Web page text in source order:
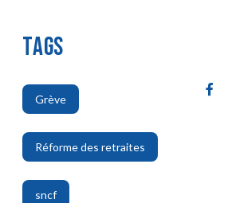
TAGS
Grève
,
Réforme des retraites
,
sncf